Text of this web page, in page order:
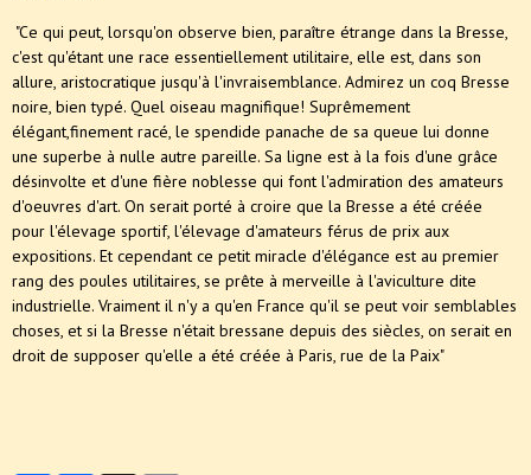
"Ce qui peut, lorsqu'on observe bien, paraître étrange dans la Bresse,
c'est qu'étant une race essentiellement utilitaire, elle est, dans son
allure, aristocratique jusqu'à l'invraisemblance. Admirez un coq Bresse
noire, bien typé. Quel oiseau magnifique! Suprêmement
élégant,finement racé, le spendide panache de sa queue lui donne
une superbe à nulle autre pareille. Sa ligne est à la fois d'une grâce
désinvolte et d'une fière noblesse qui font l'admiration des amateurs
d'oeuvres d'art. On serait porté à croire que la Bresse a été créée
pour l'élevage sportif, l'élevage d'amateurs férus de prix aux
expositions. Et cependant ce petit miracle d'élégance est au premier
rang des poules utilitaires, se prête à merveille à l'aviculture dite
industrielle. Vraiment il n'y a qu'en France qu'il se peut voir semblables
choses, et si la Bresse n'était bressane depuis des siècles, on serait en
droit de supposer qu'elle a été créée à Paris, rue de la Paix"